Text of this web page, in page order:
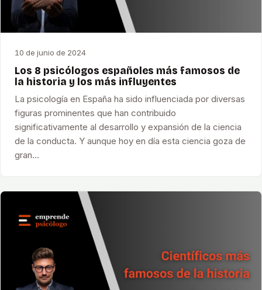
10 de junio de 2024
Los 8 psicólogos españoles más famosos de
la historia y los más influyentes
La psicología en España ha sido influenciada por diversas
figuras prominentes que han contribuido
significativamente al desarrollo y expansión de la ciencia
de la conducta. Y aunque hoy en día esta ciencia goza de
gran…